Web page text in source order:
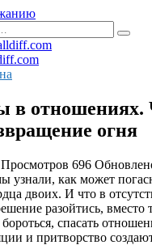
в отношениях.
огня
Просмотров 696
узнали, как может
двоих. И что в
разойтись, вместо
спасать
и притворство